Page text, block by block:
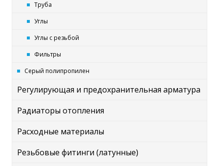
Труба
Углы
Углы с резьбой
Фильтры
Серый полипропилен
Регулирующая и предохранительная арматура
Радиаторы отопления
Расходные материалы
Резьбовые фитинги (латунные)